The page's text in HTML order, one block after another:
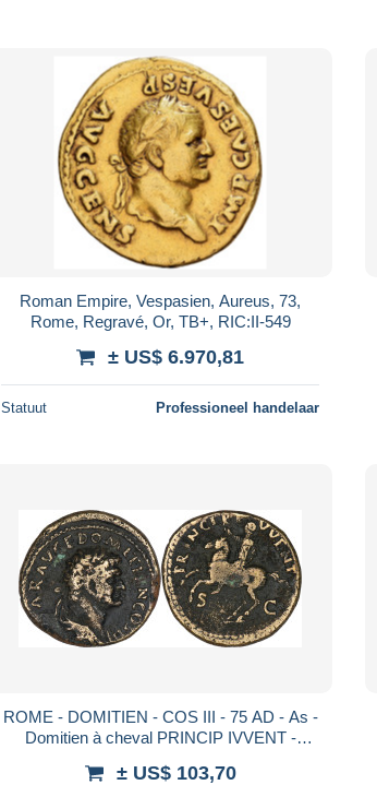
Roman Empire, Vespasien, Aureus, 73,
Rome, Regravé, Or, TB+, RIC:II-549
± US$ 6.970,81
Statuut Professioneel handelaar
ROME - DOMITIEN - COS III - 75 AD - As -
Domitien à cheval PRINCIP IVVENT -
± US$ 103,70